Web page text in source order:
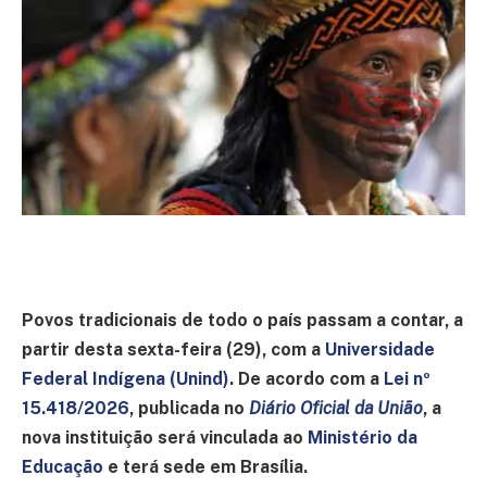
Povos tradicionais de todo o país passam a contar, a
partir desta sexta-feira (29), com a Universidade
Federal Indígena (Unind). De acordo com a Lei nº
15.418/2026, publicada no Diário Oficial da União, a
nova instituição será vinculada ao Ministério da
Educação e terá sede em Brasília.